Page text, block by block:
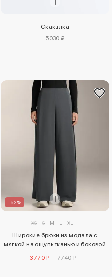
Скакалка
5030 ₽
–52%
XS S M L XL
Широкие брюки из модала с
мягкой на ощупь тканью и боковой
3770 ₽ 7740 ₽